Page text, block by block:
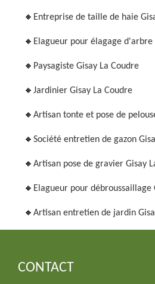
Entreprise de taille de haie
Elagueur pour élagage d'arbre
Paysagiste Gisay La Coudre
Jardinier Gisay La Coudre
Artisan tonte et pose de
Société entretien de gazon
Artisan pose de gravier Gisay
Elagueur pour débroussaillage
Artisan entretien de jardin
CONTACT